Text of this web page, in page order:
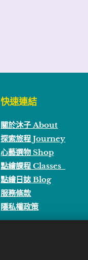
快速連結
關於沐子 About
探索旅程 Journey
心藝選物 Shop
點繪課程 Classes
點繪日誌 Blog
服務條款
隱私權政策